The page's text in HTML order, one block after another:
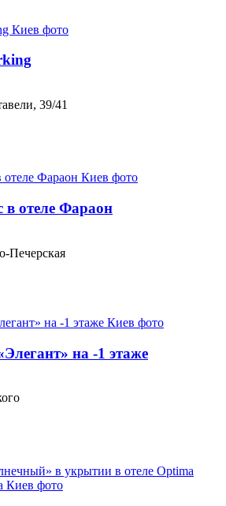
39/41
в отеле Фараон
Печерская
на -1 этаже